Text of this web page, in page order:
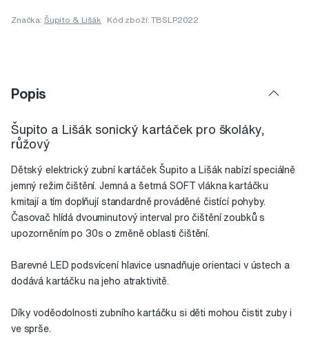
Značka: Šupito & Lišák Kód zboží: TBSLP2022
Popis
Šupito a Lišák sonický kartáček pro školáky,
růžový
Dětský elektrický zubní kartáček Šupito a Lišák nabízí speciálně
jemný režim čištění. Jemná a šetrná SOFT vlákna kartáčku
kmitají a tím doplňují standardně prováděné čistící pohyby.
Časovač hlídá dvouminutový interval pro čištění zoubků s
upozorněním po 30s o změně oblasti čištění.
Barevné LED podsvícení hlavice usnadňuje orientaci v ústech a
dodává kartáčku na jeho atraktivitě.
Díky voděodolnosti zubního kartáčku si děti mohou čistit zuby i
ve sprše.